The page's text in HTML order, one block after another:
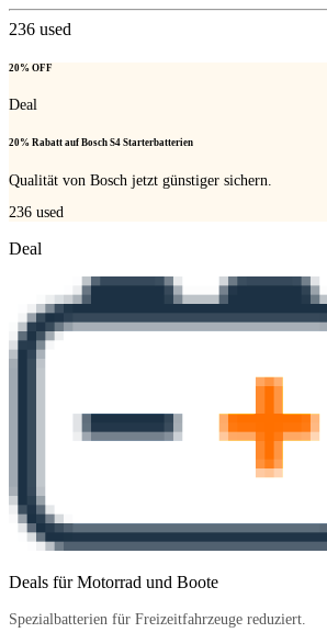
236 used
20% OFF
Deal
20% Rabatt auf Bosch S4 Starterbatterien
Qualität von Bosch jetzt günstiger sichern.
236 used
Deal
Deals für Motorrad und Boote
Spezialbatterien für Freizeitfahrzeuge reduziert.